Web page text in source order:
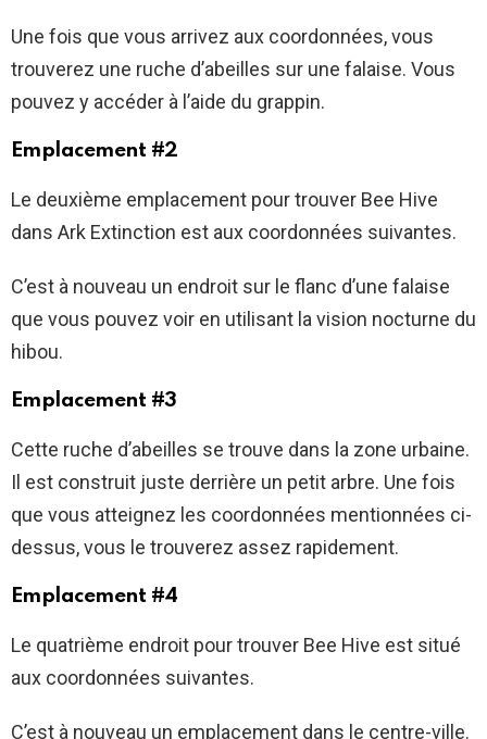
Une fois que vous arrivez aux coordonnées, vous
trouverez une ruche d’abeilles sur une falaise. Vous
pouvez y accéder à l’aide du grappin.
Emplacement #2
Le deuxième emplacement pour trouver Bee Hive
dans Ark Extinction est aux coordonnées suivantes.
C’est à nouveau un endroit sur le flanc d’une falaise
que vous pouvez voir en utilisant la vision nocturne du
hibou.
Emplacement #3
Cette ruche d’abeilles se trouve dans la zone urbaine.
Il est construit juste derrière un petit arbre. Une fois
que vous atteignez les coordonnées mentionnées ci-
dessus, vous le trouverez assez rapidement.
Emplacement #4
Le quatrième endroit pour trouver Bee Hive est situé
aux coordonnées suivantes.
C’est à nouveau un emplacement dans le centre-ville.